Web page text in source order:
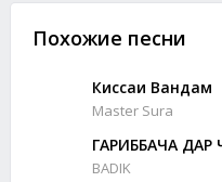
Похожие песни
Киссаи Вандам
Master Sura
ГАРИББАЧА ДАР
BADIK